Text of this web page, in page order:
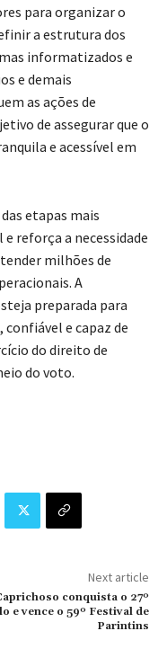
para organizar o
a estrutura dos
informatizados e
e demais
as ações de
de assegurar que o
e acessível em
etapas mais
reforça a necessidade
milhões de
A
preparada para
e capaz de
do direito de
do voto.
Next article
conquista o 27º
e vence o 59º Festival de
Parintins